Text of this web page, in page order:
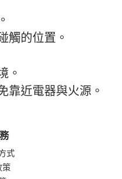
觸的位置。
。
靠近電器與火源。
式
策